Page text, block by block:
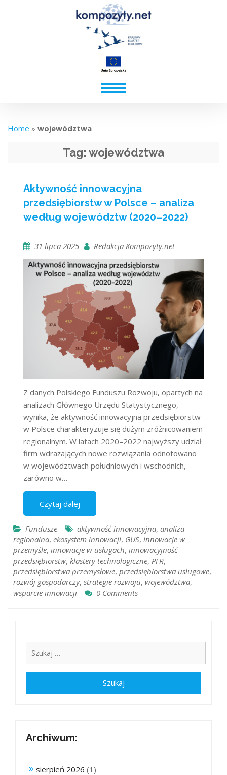
Home » województwa
Tag: województwa
Aktywność innowacyjna
przedsiębiorstw w Polsce – analiza
według województw (2020–2022)
31 lipca 2025 Redakcja Kompozyty.net
Z danych Polskiego Funduszu Rozwoju, opartych na
analizach Głównego Urzędu Statystycznego,
wynika, że aktywność innowacyjna przedsiębiorstw
w Polsce charakteryzuje się dużym zróżnicowaniem
regionalnym. W latach 2020–2022 najwyższy udział
firm wdrażających nowe rozwiązania odnotowano
w województwach południowych i wschodnich,
zarówno w…
Czytaj dalej
Fundusze aktywność innowacyjna, analiza
regionalna, ekosystem innowacji, GUS, innowacje w
przemyśle, innowacje w usługach, innowacyjność
przedsiębiorstw, klastery technologiczne, PFR,
przedsiębiorstwa przemysłowe, przedsiębiorstwa usługowe,
rozwój gospodarczy, strategie rozwoju, województwa,
wsparcie innowacji
0 Comments
Archiwum:
sierpień 2026 (1)